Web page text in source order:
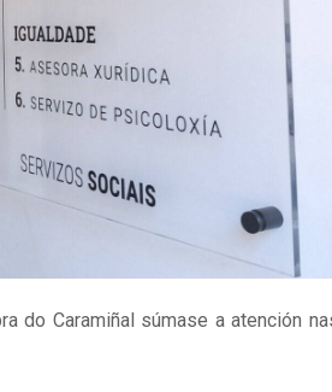
do Caramiñal súmase a atención